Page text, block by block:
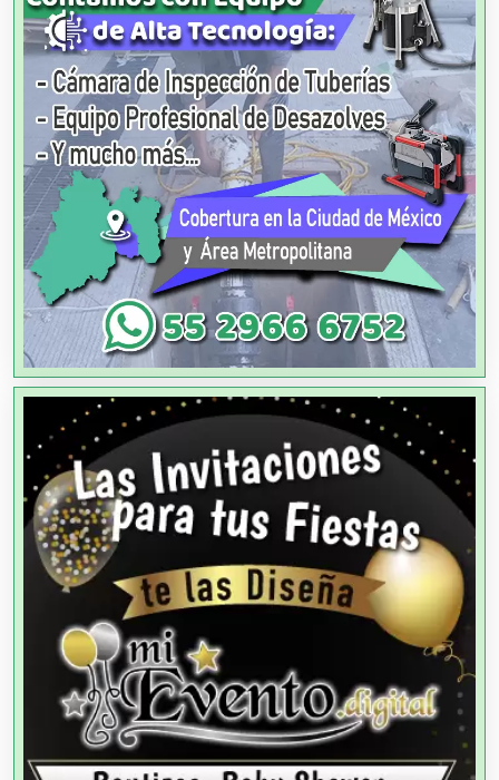
Alquiler de Autos
Alquiler de Equipos para Fiestas
Alquiler de Sillas y Mesas
Alquiler de Trajes de Etiqueta
Alta Costura
Aluminio
Ambulancias
Análisis Clínicos
Análisis de Aguas
Animadores de Eventos
Aparatos y Equipos Eléctricos